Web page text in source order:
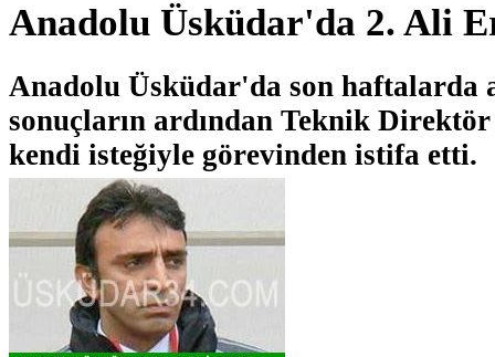
Anadolu Üsküdar'da 2. Ali
Anadolu Üsküdar'da son haftalarda
sonuçların ardından Teknik
kendi isteğiyle görevinden istifa etti.